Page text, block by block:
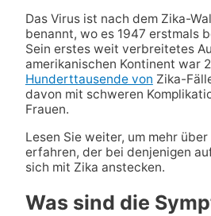
Das Virus ist nach dem Zika-
benannt, wo es 1947 erstmals
Sein erstes weit verbreitetes
amerikanischen Kontinent war
Hunderttausende von Zika-
davon mit schweren
Frauen.
Lesen Sie weiter, um mehr
erfahren, der bei denjenigen
sich mit Zika anstecken.
Was sind die